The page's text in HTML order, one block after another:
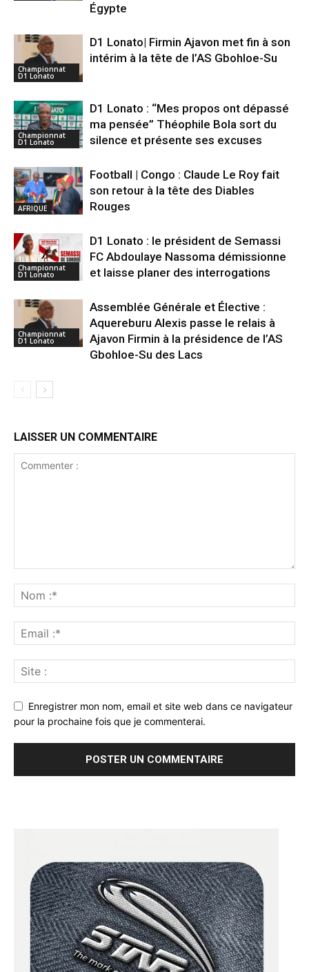
Égypte
Championnat
D1 Lonato
D1 Lonato| Firmin Ajavon met fin à son
intérim à la tête de l’AS Gbohloe-Su
Championnat
D1 Lonato
D1 Lonato : “Mes propos ont dépassé
ma pensée” Théophile Bola sort du
silence et présente ses excuses
AFRIQUE
Football | Congo : Claude Le Roy fait
son retour à la tête des Diables
Rouges
Championnat
D1 Lonato
D1 Lonato : le président de Semassi
FC Abdoulaye Nassoma démissionne
et laisse planer des interrogations
Championnat
D1 Lonato
Assemblée Générale et Élective :
Aquereburu Alexis passe le relais à
Ajavon Firmin à la présidence de l’AS
Gbohloe-Su des Lacs
LAISSER UN COMMENTAIRE
Enregistrer mon nom, email et site web dans ce navigateur
pour la prochaine fois que je commenterai.